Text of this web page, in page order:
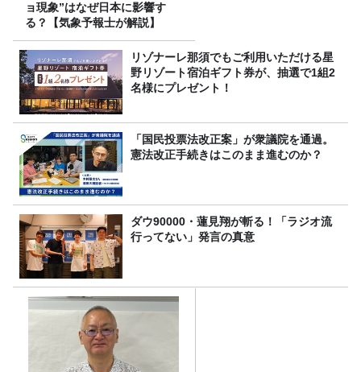
ョ現象”はなぜ日本に影響す
る？【気象予報士が解説】
リゾナーレ那須でもご利用いただける星
野リゾート宿泊ギフト券が、抽選で1組2
名様にプレゼント！
「国民投票法改正案」が衆議院を通過。
憲法改正手続きはこのまま進むのか？
ダウ90000・蓮見翔が斬る！「ラジオ流
行ってない」発言の真意